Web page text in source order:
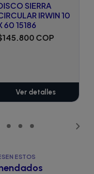
SIERRA
IRWIN 10
60 15186
COP
Ver detalles
ESTOS